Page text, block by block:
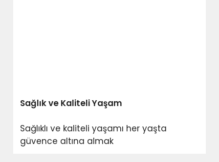
Sağlık ve Kaliteli Yaşam
Sağlıklı ve kaliteli yaşamı her yaşta
güvence altına almak